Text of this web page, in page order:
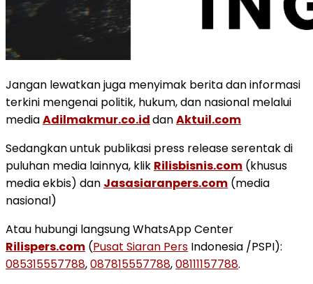
Jangan lewatkan juga menyimak berita dan informasi
terkini mengenai politik, hukum, dan nasional melalui
mediaAdilmakmur.co.iddanAktuil.com
Sedangkan untuk publikasi press release serentak di
puluhan media lainnya, klik Rilisbisnis.com (khusus
media ekbis) dan Jasasiaranpers.com (media
nasional)
Atau hubungi langsung WhatsApp Center
Rilispers.com (Pusat Siaran Pers Indonesia /PSPI):
085315557788,087815557788,08111157788.